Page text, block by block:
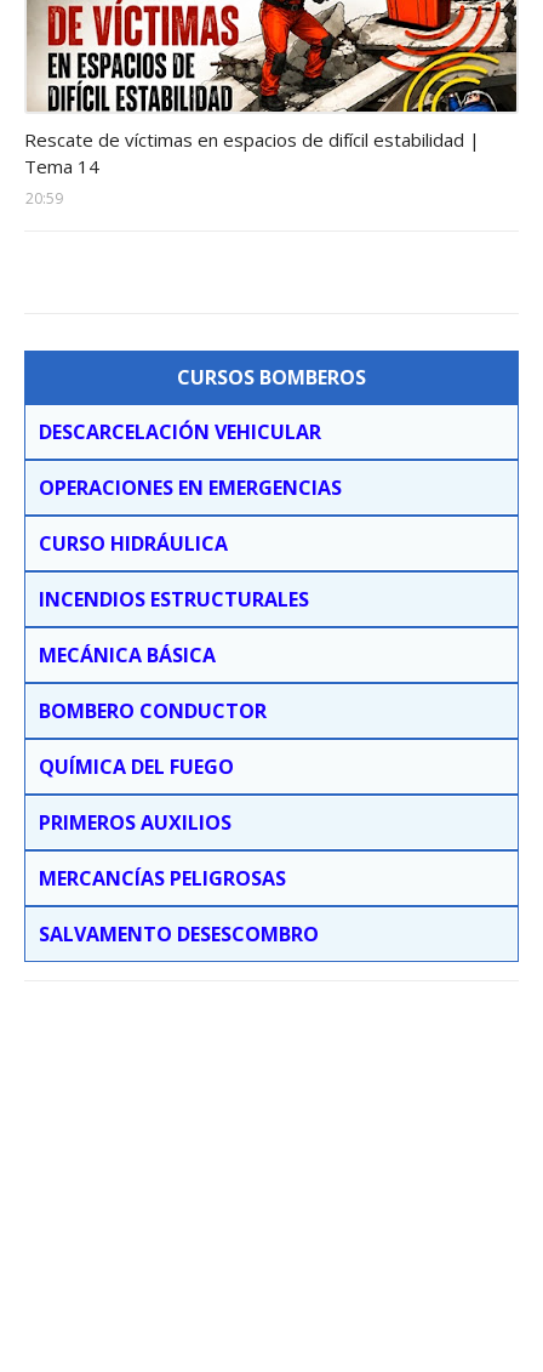
Rescate de víctimas en espacios de difícil estabilidad |
Tema 14
20:59
CURSOS BOMBEROS
DESCARCELACIÓN VEHICULAR
OPERACIONES EN EMERGENCIAS
CURSO HIDRÁULICA
INCENDIOS ESTRUCTURALES
MECÁNICA BÁSICA
BOMBERO CONDUCTOR
QUÍMICA DEL FUEGO
PRIMEROS AUXILIOS
MERCANCÍAS PELIGROSAS
SALVAMENTO DESESCOMBRO